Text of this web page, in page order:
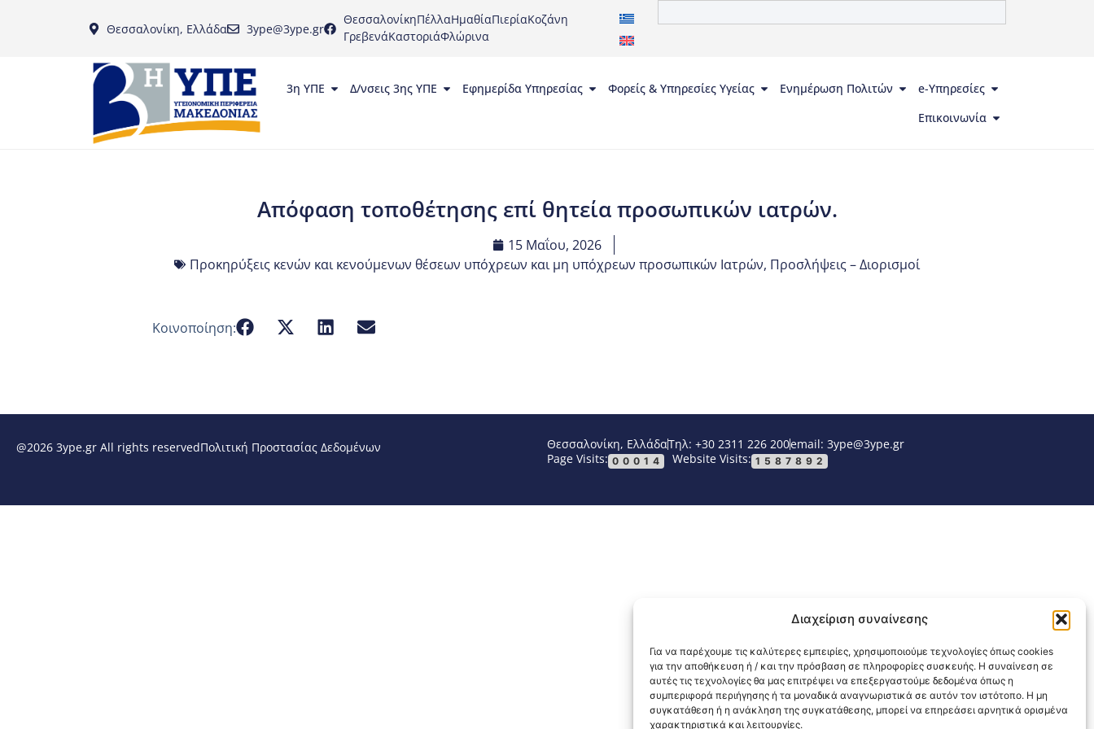
Διαχείριση συναίνεσης
Για να παρέχουμε τις καλύτερες εμπειρίες, χρησιμοποιούμε τεχνολογίες όπως cookies
για την αποθήκευση ή / και την πρόσβαση σε πληροφορίες συσκευής. Η συναίνεση σε
αυτές τις τεχνολογίες θα μας επιτρέψει να επεξεργαστούμε δεδομένα όπως η
συμπεριφορά περιήγησης ή τα μοναδικά αναγνωριστικά σε αυτόν τον ιστότοπο. Η μη
συγκατάθεση ή η ανάκληση της συγκατάθεσης, μπορεί να επηρεάσει αρνητικά ορισμένα
χαρακτηριστικά και λειτουργίες.
Θεσσαλονίκη, Ελλάδα 3ype@3ype.gr
ΘεσσαλονίκηΠέλλαΗμαθίαΠιερίαΚοζάνη
ΓρεβενάΚαστοριάΦλώρινα
3η ΥΠΕ Δ/νσεις 3ης ΥΠΕ Εφημερίδα Υπηρεσίας Φορείς & Υπηρεσίες Υγείας Ενημέρωση Πολιτών
e-Υπηρεσίες
Επικοινωνία
Απόφαση τοποθέτησης επί θητεία προσωπικών ιατρών.
15 Μαΐου, 2026
Προκηρύξεις κενών και κενούμενων θέσεων υπόχρεων και μη υπόχρεων προσωπικών Ιατρών, Προσλήψεις – Διορισμοί
Κοινοποίηση:
@2026 3ype.gr All rights reservedΠολιτική Προστασίας Δεδομένων Θεσσαλονίκη, ΕλλάδαΤηλ: +30 2311 226 200email: 3ype@3ype.gr
Page Visits: 00014 Website Visits: 1587892